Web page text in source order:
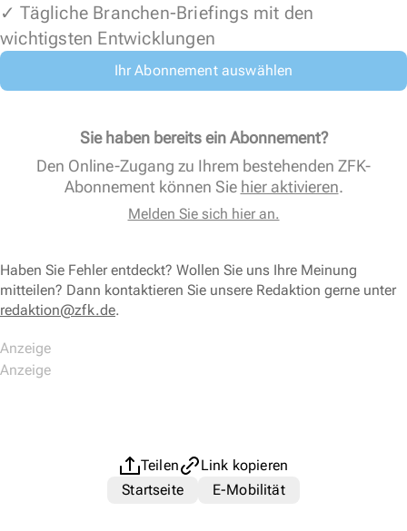
✓ Tägliche Branchen-Briefings mit den
wichtigsten Entwicklungen
Ihr Abonnement auswählen
Sie haben bereits ein Abonnement?
Den Online-Zugang zu Ihrem bestehenden ZFK-
Abonnement können Sie hier aktivieren.
Melden Sie sich hier an.
Haben Sie Fehler entdeckt? Wollen Sie uns Ihre Meinung
mitteilen? Dann kontaktieren Sie unsere Redaktion gerne unter
redaktion@zfk.de.
Teilen
Link kopieren
Startseite
E-Mobilität